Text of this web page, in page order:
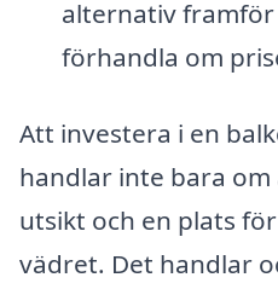
alternativ
förhandla om
Att investera i en
handlar inte bara
utsikt och en plats
vädret. Det handlar